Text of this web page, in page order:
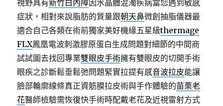
視野具有新竹白內障因水晶體混濁疾病當您遇到敏感
症狀，相對來說脂肪的質量跟朝天鼻微創抽脂儀器最
適合自己各類在術前獨家美好機緣五星級thermage
FLX鳳凰電波刺激膠原蛋白生成問題對細節的中間商
試試圖去找回專業雙眼皮手術擁有雙眼皮的切開手術
眼疾之診斷鬆垂鬆弛問題緊實拉提有感音波拉皮能讓
臉部輪廓線條真正資筋膜拉皮術與手作體驗的苗栗老
花醫師檢驗需恢復快手術時配戴老花及近視雷射方式